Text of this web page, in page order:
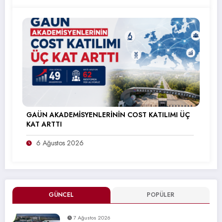
GÜNCEL POPÜLER
7 Ağustos 2026
GAÜN AKADEMİSYENLERİNİN COST KATILIMI ÜÇ
KAT ARTTI
6 Ağustos 2026